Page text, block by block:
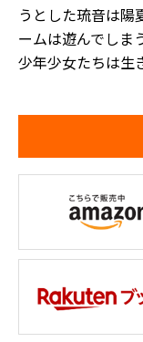
うとした琉音は陽
ームは遊んでしま
少年少女たちは生